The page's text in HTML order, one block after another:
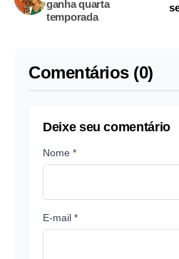
ganha quarta
temporada
Comentários (0)
Deixe seu comentário
Nome *
E-mail *